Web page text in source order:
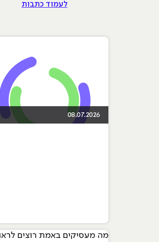
לעמוד כתבות
08.07.2026
מה מעסיקים באמת רוצים